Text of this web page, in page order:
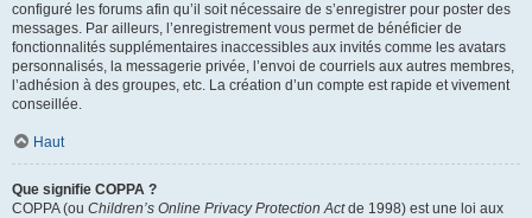
configuré les forums afin qu’il soit nécessaire de s’enregistrer pour poster des
messages. Par ailleurs, l’enregistrement vous permet de bénéficier de
fonctionnalités supplémentaires inaccessibles aux invités comme les avatars
personnalisés, la messagerie privée, l’envoi de courriels aux autres membres,
l’adhésion à des groupes, etc. La création d’un compte est rapide et vivement
conseillée.
Haut
Que signifie COPPA ?
COPPA (ou Children’s Online Privacy Protection Actde 1998) est une loi aux